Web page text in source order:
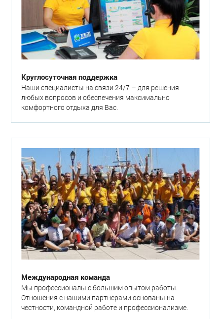
Круглосуточная поддержка
Наши специалисты на связи 24/7 – для решения
любых вопросов и обеспечения максимально
комфортного отдыха для Вас.
Международная команда
Мы профессионалы с большим опытом работы.
Отношения с нашими партнерами основаны на
честности, командной работе и профессионализме.